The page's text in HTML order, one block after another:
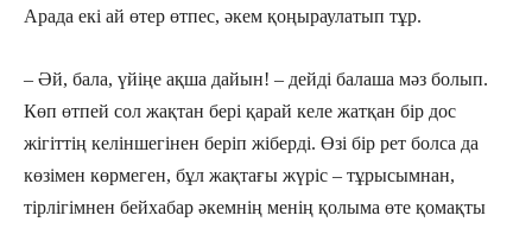
Арада екі ай өтер өтпес, əкем қоңыраулатып тұр.
– Əй, бала, үйіңе ақша дайын! – дейді балаша мəз болып.
Көп өтпей сол жақтан бері қарай келе жатқан бір дос
жігіттің келіншегінен беріп жіберді. Өзі бір рет болса да
көзімен көрмеген, бұл жақтағы жүріс – тұрысымнан,
тірлігімнен бейхабар əкемнің менің қолыма өте қомақты